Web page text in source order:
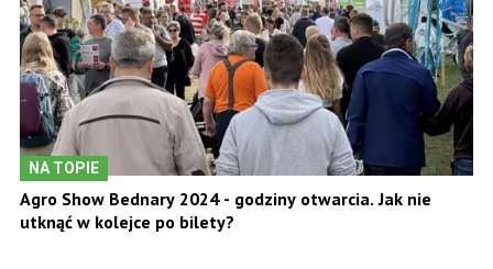
NA TOPIE
Agro Show Bednary 2024 - godziny otwarcia. Jak nie
utknąć w kolejce po bilety?